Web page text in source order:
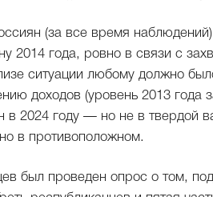
(за все время
2014 года, ровно в связи с
ситуации любому должно
доходов (уровень 2013 года
в 2024 году — но не в твердой
в противоположном.
был проведен опрос о том,